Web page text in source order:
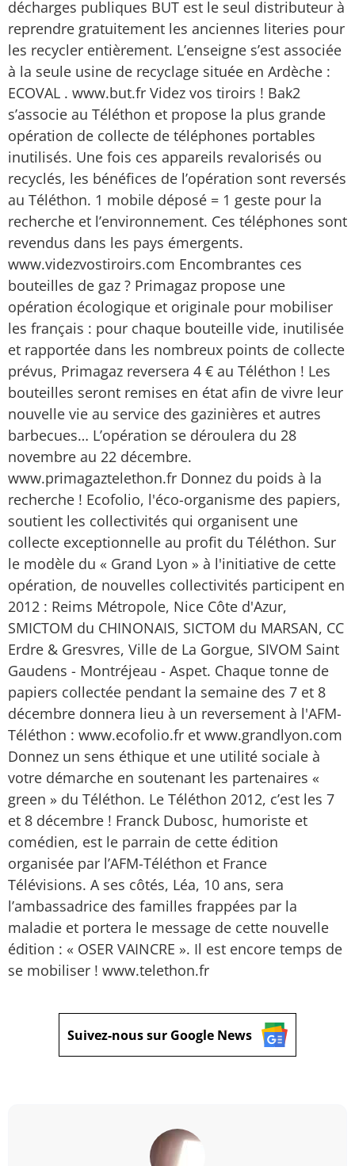
décharges publiques BUT est le seul distributeur à
reprendre gratuitement les anciennes literies pour
les recycler entièrement. L’enseigne s’est associée
à la seule usine de recyclage située en Ardèche :
ECOVAL . www.but.fr Videz vos tiroirs ! Bak2
s’associe au Téléthon et propose la plus grande
opération de collecte de téléphones portables
inutilisés. Une fois ces appareils revalorisés ou
recyclés, les bénéfices de l’opération sont reversés
au Téléthon. 1 mobile déposé = 1 geste pour la
recherche et l’environnement. Ces téléphones sont
revendus dans les pays émergents.
www.videzvostiroirs.com Encombrantes ces
bouteilles de gaz ? Primagaz propose une
opération écologique et originale pour mobiliser
les français : pour chaque bouteille vide, inutilisée
et rapportée dans les nombreux points de collecte
prévus, Primagaz reversera 4 € au Téléthon ! Les
bouteilles seront remises en état afin de vivre leur
nouvelle vie au service des gazinières et autres
barbecues… L’opération se déroulera du 28
novembre au 22 décembre.
www.primagaztelethon.fr Donnez du poids à la
recherche ! Ecofolio, l'éco-organisme des papiers,
soutient les collectivités qui organisent une
collecte exceptionnelle au profit du Téléthon. Sur
le modèle du « Grand Lyon » à l'initiative de cette
opération, de nouvelles collectivités participent en
2012 : Reims Métropole, Nice Côte d'Azur,
SMICTOM du CHINONAIS, SICTOM du MARSAN, CC
Erdre & Gresvres, Ville de La Gorgue, SIVOM Saint
Gaudens - Montréjeau - Aspet. Chaque tonne de
papiers collectée pendant la semaine des 7 et 8
décembre donnera lieu à un reversement à l'AFM-
Téléthon : www.ecofolio.fr et www.grandlyon.com
Donnez un sens éthique et une utilité sociale à
votre démarche en soutenant les partenaires «
green » du Téléthon. Le Téléthon 2012, c’est les 7
et 8 décembre ! Franck Dubosc, humoriste et
comédien, est le parrain de cette édition
organisée par l’AFM-Téléthon et France
Télévisions. A ses côtés, Léa, 10 ans, sera
l’ambassadrice des familles frappées par la
maladie et portera le message de cette nouvelle
édition : « OSER VAINCRE ». Il est encore temps de
se mobiliser ! www.telethon.fr
Suivez-nous sur Google News